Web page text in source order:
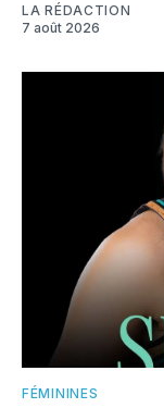
LA RÉDACTION
7 août 2026
FÉMININES